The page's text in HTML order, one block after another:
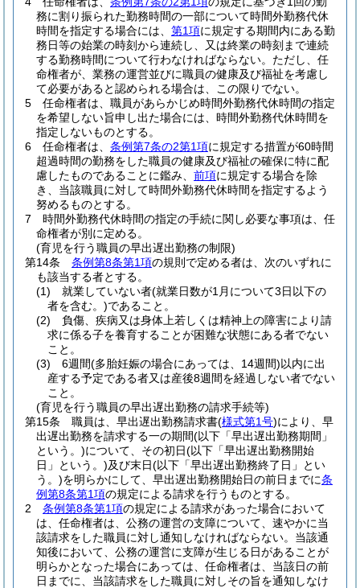
務に割り振られた勤務時間の一部について時間外勤務代休
時間を指定する場合には、 第1項に規定する期間内にある勤
務日等の始業の時刻から連続し、又は終業の時刻まで連続
する勤務時間について行わなければならない。 ただし、任
命権者が、業務の運営並びに職員の健康及び福祉を考慮し
て必要があると認められる場合は、この限りでない。
5
任命権者は、職員があらかじめ時間外勤務代休時間の指定
を希望しない旨申し出た場合には、時間外勤務代休時間を
指定しないものとする。
6
任命権者は、 条例第7条の2第1項に規定する措置が60時間
超過時間の勤務をした職員の健康及び福祉の確保に特に配
慮したものであることに鑑み、 前項に規定する場合を除
き、当該職員に対して時間外勤務代休時間を指定するよう
努めるものとする。
7
時間外勤務代休時間の指定の手続に関し必要な事項は、任
命権者が別に定める。
(育児を行う職員の早出遅出勤務の制限)
第14条
条例第8条第1項の規則で定める者は、次のいずれに
も該当する者とする。
(1)
就業していない者(就業日数が1月について3日以下の
者を含む。)であること。
(2)
負傷、疾病又は身体上若しくは精神上の障害により請
求に係る子を養育することが困難な状態にある者でない
こと。
(3)
6週間(多胎妊娠の場合にあっては、14週間)以内に出
産する予定である者又は産後8週間を経過しない者でない
こと。
(育児を行う職員の早出遅出勤務の請求手続等)
第15条
職員は、早出遅出勤務請求書(様式第1号)により、早
出遅出勤務を請求する一の期間(以下「早出遅出勤務期間」
という。)について、その初日(以下「早出遅出勤務開始
日」という。)及び末日(以下「早出遅出勤務終了日」とい
う。)を明らかにして、早出遅出勤務開始日の前日までに条
例第8条第1項の規定による請求を行うものとする。
2
条例第8条第1項の規定による請求があった場合において
は、任命権者は、公務の運営の支障について、速やかに当
該請求をした職員に対し通知しなければならない。 当該通
知後において、公務の運営に支障が生じる日があることが
明らかとなった場合にあっては、任命権者は、当該日の前
日までに、当該請求をした職員に対しその旨を通知しなけ